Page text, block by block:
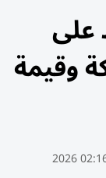
على
وقيمة